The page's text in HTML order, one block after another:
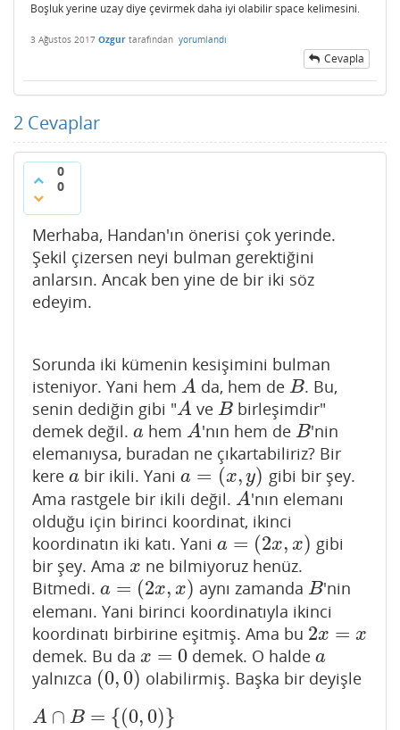
Boşluk yerine uzay diye çevirmek daha iyi olabilir space kelimesini.
3 Ağustos 2017 Ozgur tarafından yorumlandı
Cevapla
2 Cevaplar
0
0
Merhaba, Handan'ın önerisi çok yerinde.
Şekil çizersen neyi bulman gerektiğini
anlarsın. Ancak ben yine de bir iki söz
edeyim.
Sorunda iki kümenin kesişimini bulman
isteniyor. Yani hem A
A da, hem de B
B . Bu,
senin dediğin gibi "A
A ve B
B birleşimdir"
demek değil. a
a hemA
A 'nın hem deB
B 'nin
elemanıysa, buradan ne çıkartabiliriz? Bir
kere a
a bir ikili. Yania = (x, y)
a=(x y)
gibi bir şey.
Ama rastgele bir ikili değil. A
A 'nın elemanı
olduğu için birinci koordinat, ikinci
koordinatın iki katı. Yani a = (2x, x)
a=(2 x,x)
gibi
bir şey. Ama x
x ne bilmiyoruz henüz.
Bitmedi. a = (2x, x)
a=(2 x,x) aynı zamandaB
B 'nin
elemanı. Yani birinci koordinatıyla ikinci
koordinatı birbirine eşitmiş. Ama bu 2x = x
2x= x
demek. Bu da x = 0
x= 0 demek. O haldea
a
yalnızca (0,0)
(0,0 ) olabilirmiş. Başka bir deyişle
A ∩ B = {(0,0)}
A∩B={ (0,0)}